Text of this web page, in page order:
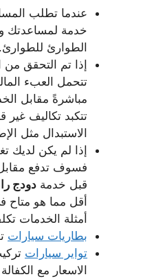
عندما تطلب
خدمة لمساعدتك
الطوارئ للطوارئ.
إذا تم التحقق من
تتحمل العبء
مباشرةً مقابل
تتكبد تكاليف غير
الاستبدال مثل
إذا لم يكن لديك
فسوف تدفع
قبل خدمة دودج
أقل مما هو
أمثلة الخدمات
بطاريات سيارات
تواير سيارات
الاسعار مع